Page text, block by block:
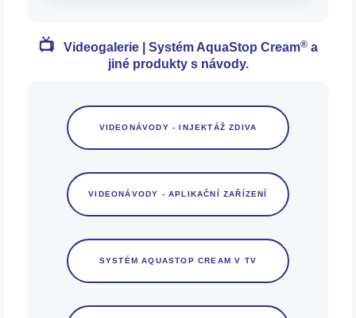
📺 Videogalerie | Systém AquaStop Cream® a
jiné produkty s návody.
VIDEONÁVODY - INJEKTÁŽ ZDIVA
VIDEONÁVODY - APLIKAČNÍ ZAŘÍZENÍ
SYSTÉM AQUASTOP CREAM V TV